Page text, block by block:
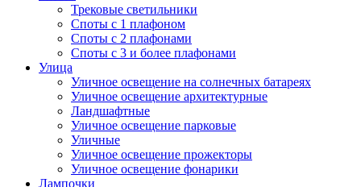
Трековые светильники
Споты с 1 плафоном
Споты с 2 плафонами
Споты с 3 и более плафонами
Улица
Уличное освещение на солнечных батареях
Уличное освещение архитектурные
Ландшафтные
Уличное освещение парковые
Уличные
Уличное освещение прожекторы
Уличное освещение фонарики
Лампочки